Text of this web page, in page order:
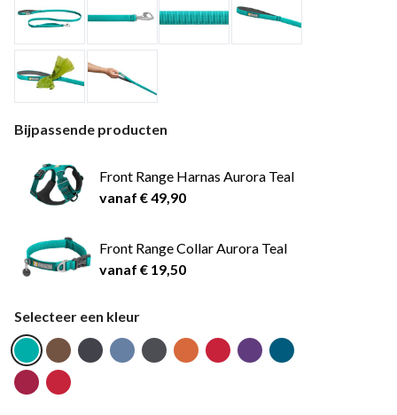
Bijpassende producten
Front Range Harnas Aurora Teal
vanaf € 49,90
Front Range Collar Aurora Teal
vanaf € 19,50
Selecteer een kleur